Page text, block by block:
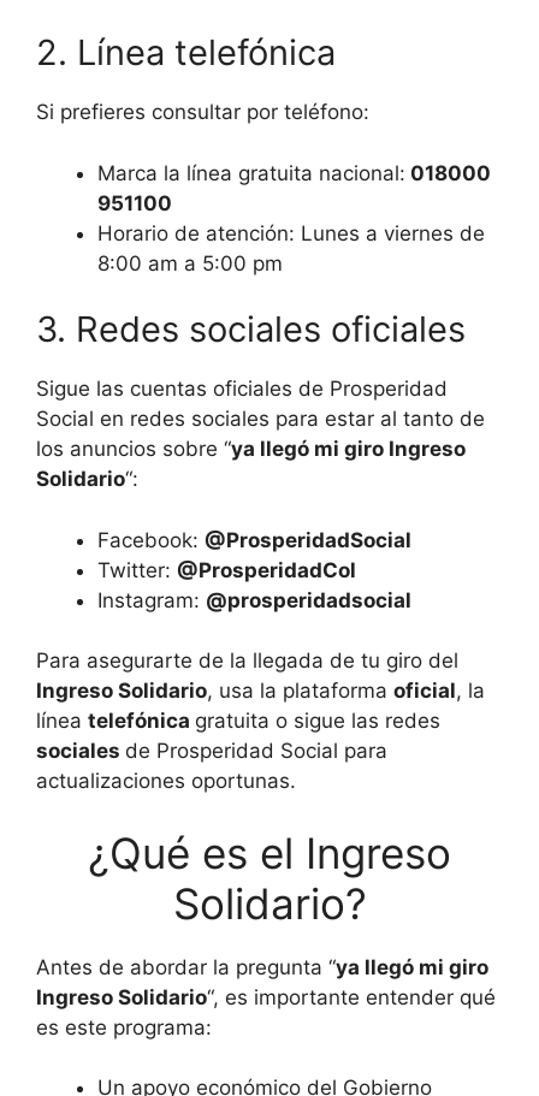
2. Línea telefónica
Si prefieres consultar por teléfono:
Marca la línea gratuita nacional: 018000
951100
Horario de atención: Lunes a viernes de
8:00 am a 5:00 pm
3. Redes sociales oficiales
Sigue las cuentas oficiales de Prosperidad
Social en redes sociales para estar al tanto de
los anuncios sobre “ya llegó mi giro Ingreso
Solidario“:
Facebook: @ProsperidadSocial
Twitter: @ProsperidadCol
Instagram: @prosperidadsocial
Para asegurarte de la llegada de tu giro del
Ingreso Solidario, usa la plataforma oficial, la
línea telefónica gratuita o sigue las redes
sociales de Prosperidad Social para
actualizaciones oportunas.
¿Qué es el Ingreso
Solidario?
Antes de abordar la pregunta “ya llegó mi giro
Ingreso Solidario“, es importante entender qué
es este programa:
Un apoyo económico del Gobierno